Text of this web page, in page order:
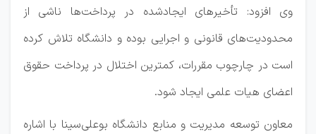
وی افزود: تأخیرهای ایجادشده در پرداخت‌ها ناشی از
محدودیت‌های قانونی و اجرایی بوده و دانشگاه تلاش کرده
است در چارچوب مقررات، کمترین اختلال در پرداخت حقوق
اعضای هیات علمی ایجاد شود.
معاون توسعه مدیریت و منابع دانشگاه بوعلی‌سینا با اشاره